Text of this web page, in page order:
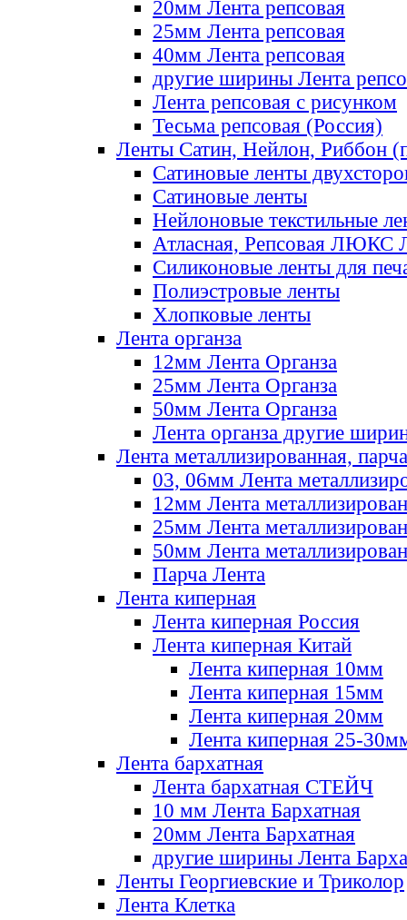
20мм Лента репсовая
25мм Лента репсовая
40мм Лента репсовая
другие ширины Лента
Лента репсовая с рисунком
Тесьма репсовая (Россия)
Ленты Сатин, Нейлон, Риббон
Сатиновые ленты
Сатиновые ленты
Нейлоновые текстильные
Атласная, Репсовая ЛЮКС
Силиконовые ленты для
Полиэстровые ленты
Хлопковые ленты
Лента органза
12мм Лента Органза
25мм Лента Органза
50мм Лента Органза
Лента органза другие
Лента металлизированная, парча
03, 06мм Лента
12мм Лента
25мм Лента
50мм Лента
Парча Лента
Лента киперная
Лента киперная Россия
Лента киперная Китай
Лента киперная 10мм
Лента киперная 15мм
Лента киперная 20мм
Лента киперная 25-
Лента бархатная
Лента бархатная СТЕЙЧ
10 мм Лента Бархатная
20мм Лента Бархатная
другие ширины Лента
Ленты Георгиевские и Триколор
Лента Клетка